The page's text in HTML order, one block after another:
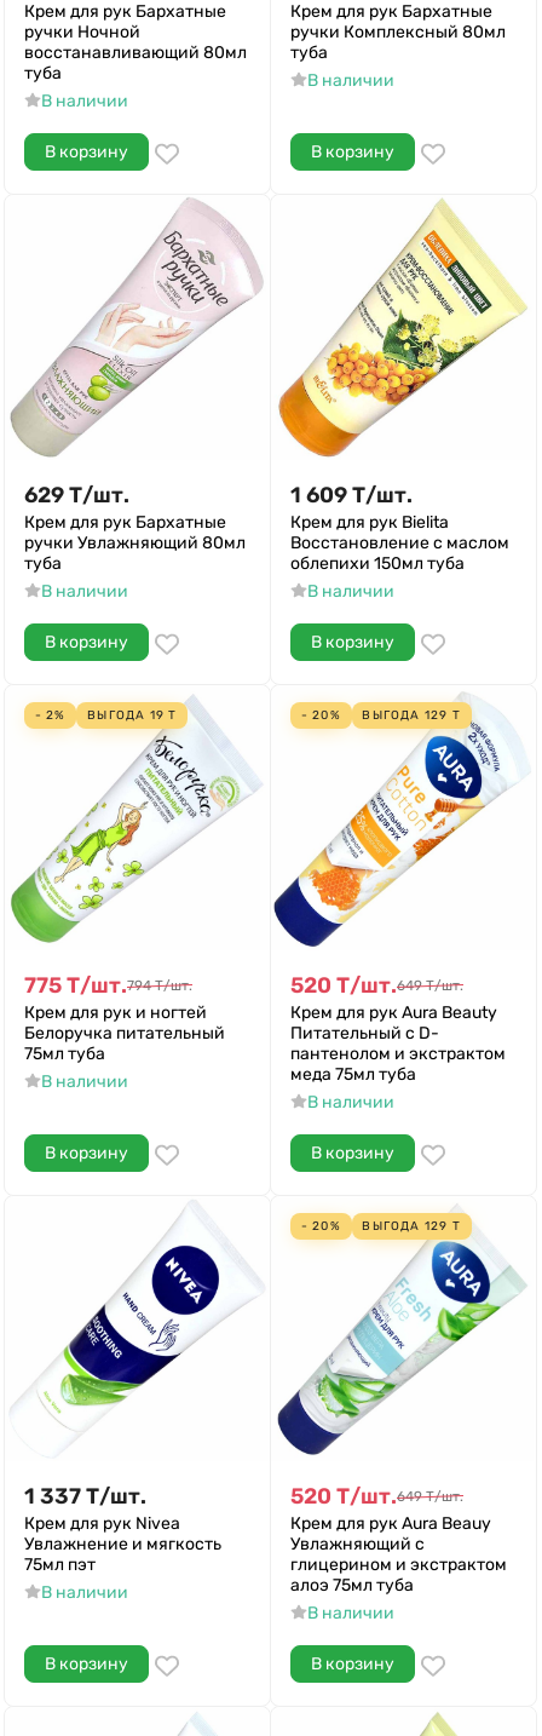
Крем для рук Бархатные
ручки Ночной
восстанавливающий 80мл
туба
В наличии
В корзину
Крем для рук Бархатные
ручки Комплексный 80мл
туба
В наличии
В корзину
629Т/шт.
Крем для рук Бархатные
ручки Увлажняющий 80мл
туба
В наличии
В корзину
1 609Т/шт.
Крем для рук Bielita
Восстановление с маслом
облепихи 150мл туба
В наличии
В корзину
- 2% ВЫГОДА 19 Т
775Т/шт.794 Т/шт.
Крем для рук и ногтей
Белоручка питательный
75мл туба
В наличии
В корзину
- 20% ВЫГОДА 129 Т
520 Т/шт.649 Т/шт.
Крем для рук Aura Beauty
Питательный с D-
пантенолом и экстрактом
меда 75мл туба
В наличии
В корзину
1 337Т/шт.
Крем для рук Nivea
Увлажнение и мягкость
75мл пэт
В наличии
В корзину
- 20% ВЫГОДА 129 Т
520 Т/шт.649 Т/шт.
Крем для рук Aura Beauy
Увлажняющий с
глицерином и экстрактом
алоэ 75мл туба
В наличии
В корзину